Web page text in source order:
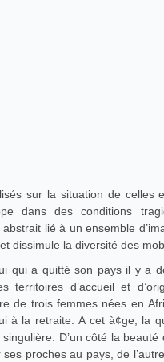
sur la situation de celles
dans des conditions
lié à un ensemble
dissimule la diversité des
qui a quitté son pays il y a
territoires d’accueil et
de trois femmes nées en
à la retraite. A cet à¢ge, la
D’un côté la
proches au pays, de